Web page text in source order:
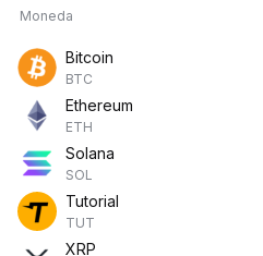
Moneda
Bitcoin
BTC
Ethereum
ETH
Solana
SOL
Tutorial
TUT
XRP